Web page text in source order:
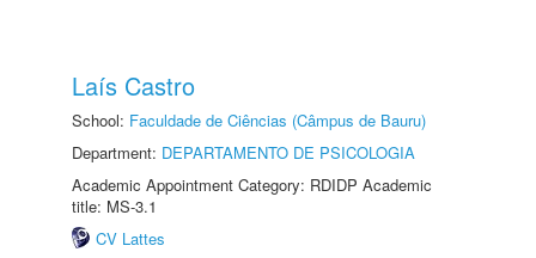
Laís Castro
School: Faculdade de Ciências (Câmpus de Bauru)
Department: DEPARTAMENTO DE PSICOLOGIA
Academic Appointment Category: RDIDP Academic
title: MS-3.1
CV Lattes